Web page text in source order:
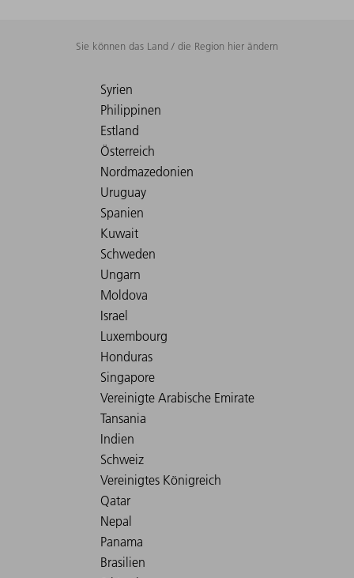
Sie können das Land / die Region hier ändern